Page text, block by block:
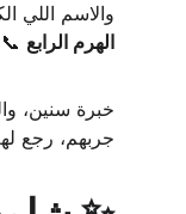
والاسم اللي
الهرم الرابع 📞 0537017666
خبرة سنين،
جربهم، رجع